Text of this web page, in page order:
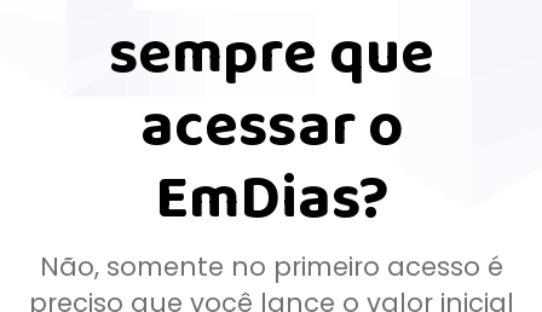
sempre que
acessar o
EmDias?
Não, somente no primeiro acesso é
preciso que você lance o valor inicial